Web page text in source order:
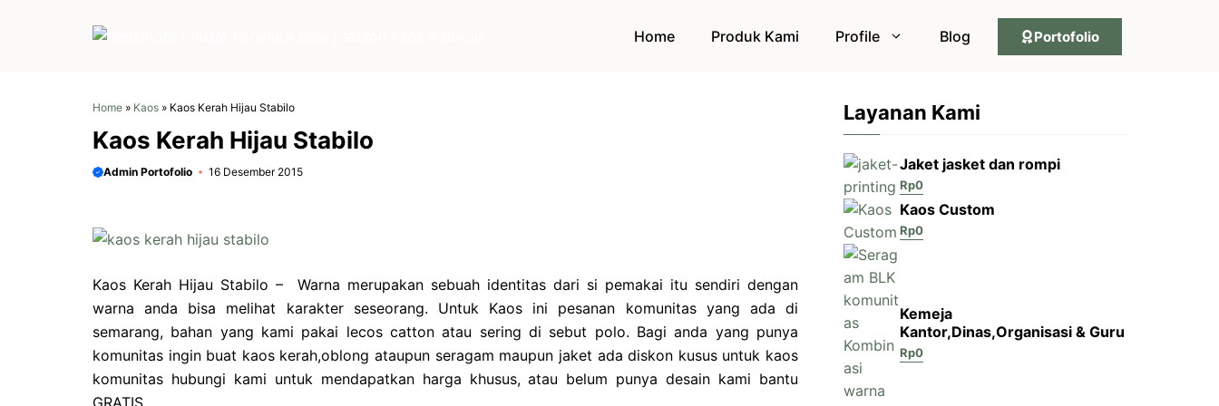
Home Produk Kami Profile Blog Portofolio
Home » Kaos » Kaos Kerah Hijau Stabilo
Kaos Kerah Hijau Stabilo
Admin Portofolio 16 Desember 2015
Kaos Kerah Hijau Stabilo – Warna merupakan sebuah identitas dari si pemakai itu sendiri dengan
warna anda bisa melihat karakter seseorang. Untuk Kaos ini pesanan komunitas yang ada di
semarang, bahan yang kami pakai lecos catton atau sering di sebut polo. Bagi anda yang punya
komunitas ingin buat kaos kerah,oblong ataupun seragam maupun jaket ada diskon kusus untuk kaos
komunitas hubungi kami untuk mendapatkan harga khusus, atau belum punya desain kami bantu
GRATIS
Layanan Kami
Jaket jasket dan rompi
Rp0
Kaos Custom
Rp0
Kemeja
Kantor,Dinas,Organisasi & Guru
Rp0